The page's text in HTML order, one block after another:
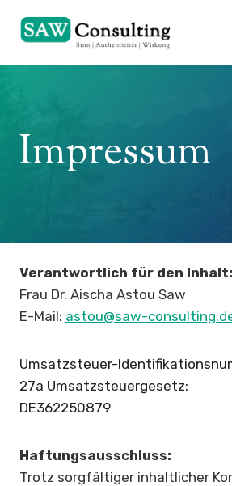
Inhalt
Impressum
Verantwortlich für den Inhalt:
Frau Dr. Aischa Astou Saw
E-Mail: astou@saw-
Umsatzsteuer-
27a Umsatzsteuergesetz:
DE362250879
Haftungsausschluss:
Trotz sorgfältiger inhaltlicher